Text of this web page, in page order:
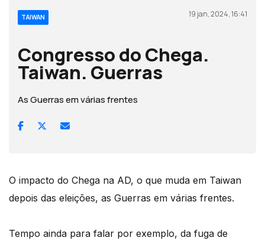
TAIWAN 19 jan, 2024, 16:41
Congresso do Chega.
Taiwan. Guerras
As Guerras em várias frentes
O impacto do Chega na AD, o que muda em Taiwan
depois das eleições, as Guerras em várias frentes.
Tempo ainda para falar por exemplo, da fuga de